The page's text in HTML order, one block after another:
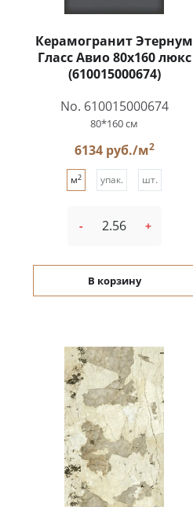
Керамогранит Этернум
Гласс Авио 80x160 люкс
(610015000674)
No. 610015000674
80*160 см
6134 руб./м2
м2 упак. шт.
- +
В корзину